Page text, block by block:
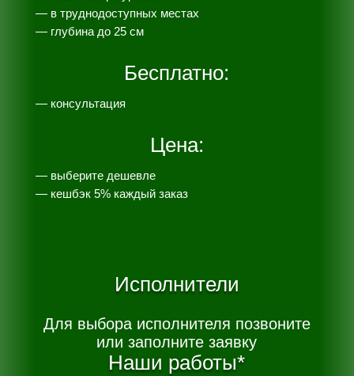
— в труднодоступных местах
— глубина до 25 см
Бесплатно:
— консультация
Цена:
— выберите дешевле
— кешбэк 5% каждый заказ
Исполнители
Для выбора исполнителя позвоните
или заполните заявку
Наши работы*